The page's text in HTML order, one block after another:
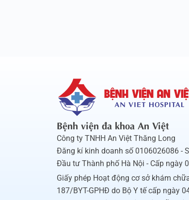
Bệnh viện đa khoa An Việt
Công ty TNHH An Việt Thăng Long
Đăng kí kinh doanh số 0106026086 -
Đầu tư Thành phố Hà Nội - Cấp ngày
Giấy phép Hoạt động cơ sở khám
187/BYT-GPHĐ do Bộ Y tế cấp ngày